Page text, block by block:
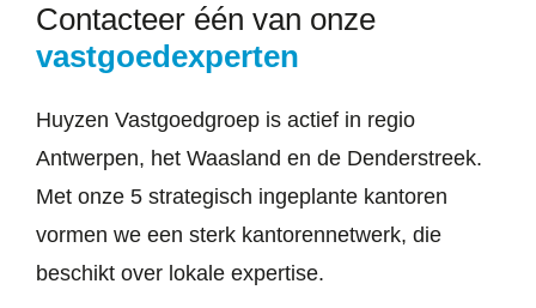
Contacteer één van onze
vastgoedexperten
Huyzen Vastgoedgroep is actief in regio
Antwerpen, het Waasland en de Denderstreek.
Met onze 5 strategisch ingeplante kantoren
vormen we een sterk kantorennetwerk, die
beschikt over lokale expertise.